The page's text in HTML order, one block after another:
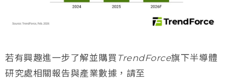
若有興趣進一步了解並購買TrendForce旗下半導體
研究處相關報告與產業數據，請至